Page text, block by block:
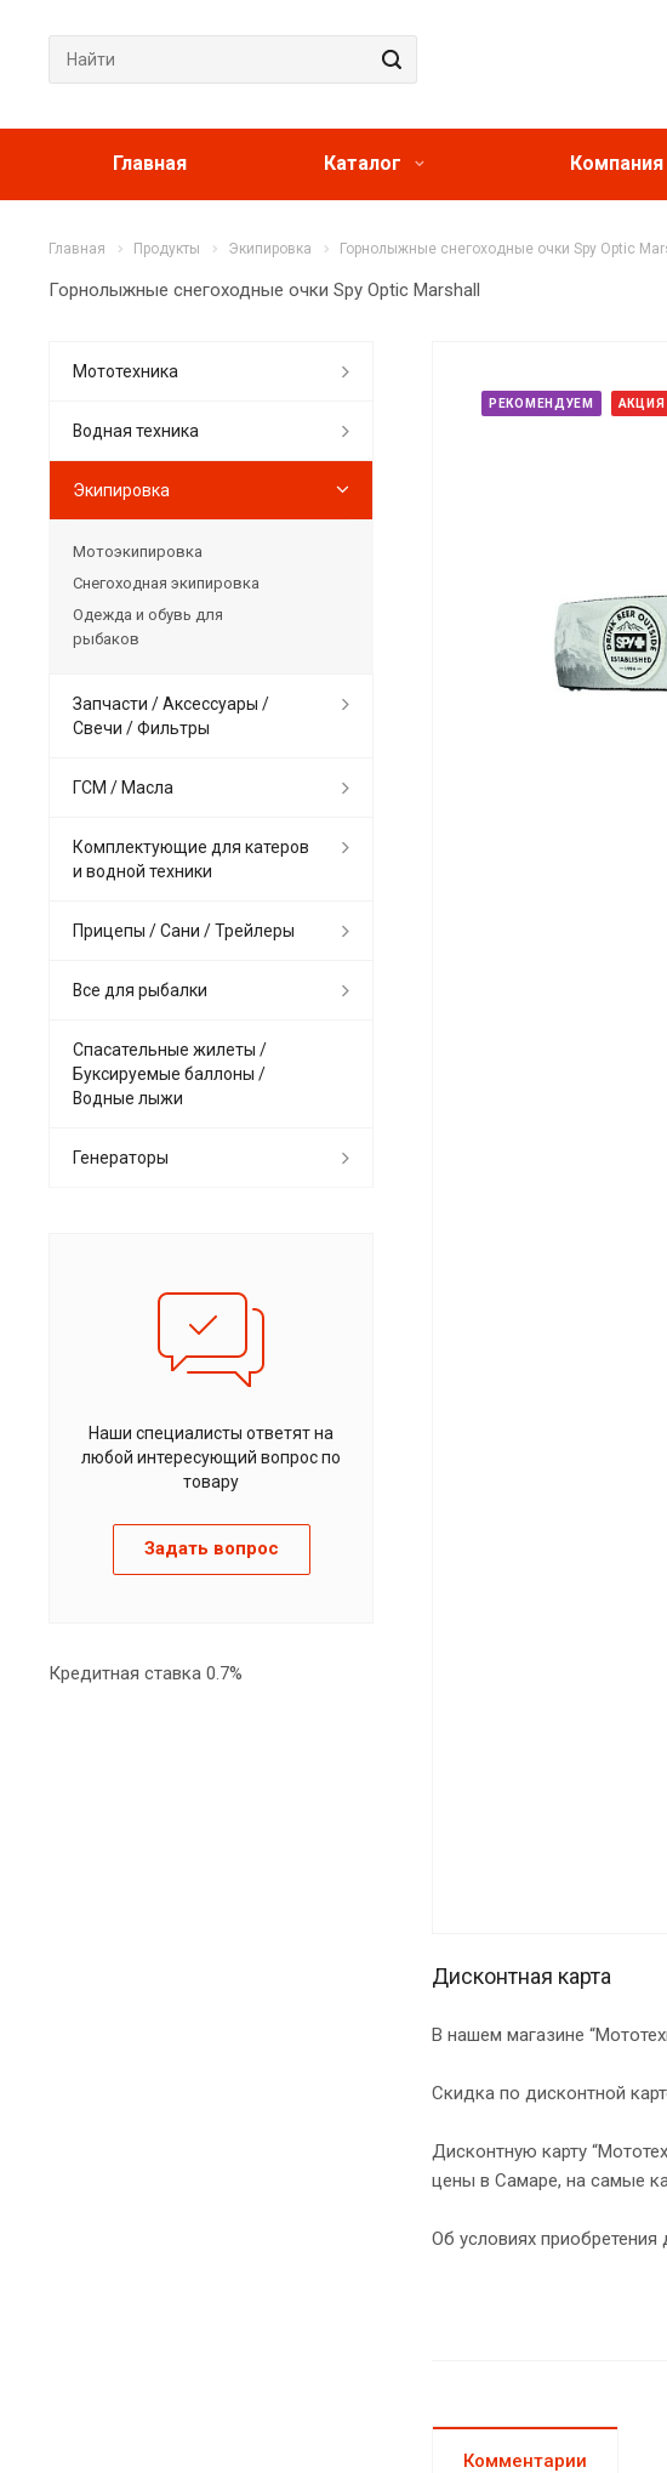
Главная Каталог Компания
Главная Продукты Экипировка Горнолыжные снегоходные очки Spy Optic
Горнолыжные снегоходные очки Spy Optic Marshall
РЕКОМЕНДУЕМ АКЦИЯ
Дисконтная карта
В нашем магазине
Скидка по дисконтной
Дисконтную карту
цены в Самаре, на самые
Об условиях приобретения
Комментарии
Мототехника
Водная техника
Экипировка
Мотоэкипировка
Снегоходная экипировка
Одежда и обувь для
рыбаков
Запчасти / Аксессуары /
Свечи / Фильтры
ГСМ / Масла
Комплектующие для катеров
и водной техники
Прицепы / Сани / Трейлеры
Все для рыбалки
Спасательные жилеты /
Буксируемые баллоны /
Водные лыжи
Генераторы
Наши специалисты ответят на
любой интересующий вопрос по
товару
Задать вопрос
Кредитная ставка 0.7%